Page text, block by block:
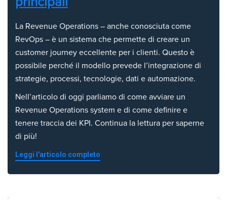
La Revenue Operations – anche conosciuta come
RevOps – è un sistema che permette di creare un
customer journey eccellente per i clienti. Questo è
possibile perché il modello prevede l’integrazione di
strategie, processi, tecnologie, dati e automazione.
Nell’articolo di oggi parliamo di come avviare un
Revenue Operations system e di come definire e
tenere traccia dei KPI. Continua la lettura per saperne
di più!
Leggi l'articolo completo